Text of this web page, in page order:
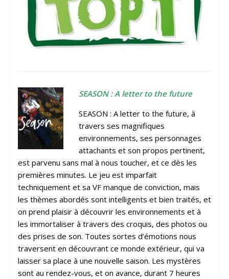
SEASON : A letter to the future
SEASON : A letter to the future, à
travers ses magnifiques
environnements, ses personnages
attachants et son propos pertinent,
est parvenu sans mal à nous toucher, et ce dès les
premières minutes. Le jeu est imparfait
techniquement et sa VF manque de conviction, mais
les thèmes abordés sont intelligents et bien traités, et
on prend plaisir à découvrir les environnements et à
les immortaliser à travers des croquis, des photos ou
des prises de son. Toutes sortes d’émotions nous
traversent en découvrant ce monde extérieur, qui va
laisser sa place à une nouvelle saison. Les mystères
sont au rendez-vous, et on avance, durant 7 heures